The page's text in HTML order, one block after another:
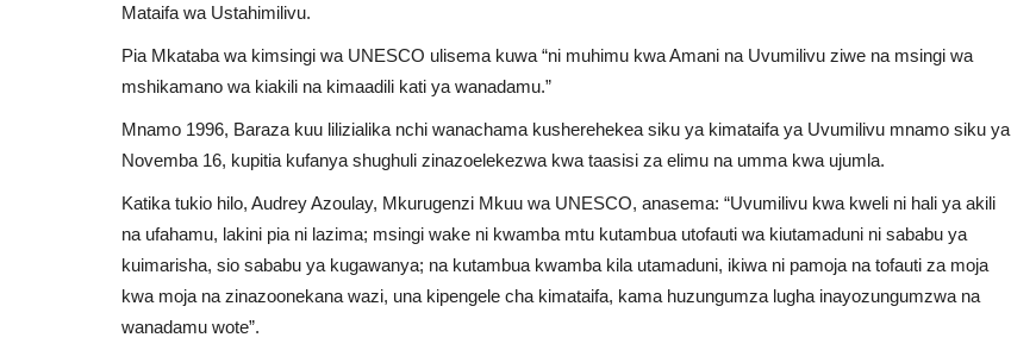
Mataifa wa Ustahimilivu.
Pia Mkataba wa kimsingi wa UNESCO ulisema kuwa “ni muhimu kwa Amani na Uvumilivu ziwe na msingi wa
mshikamano wa kiakili na kimaadili kati ya wanadamu.”
Mnamo 1996, Baraza kuu lilizialika nchi wanachama kusherehekea siku ya kimataifa ya Uvumilivu mnamo siku ya
Novemba 16, kupitia kufanya shughuli zinazoelekezwa kwa taasisi za elimu na umma kwa ujumla.
Katika tukio hilo, Audrey Azoulay, Mkurugenzi Mkuu wa UNESCO, anasema: “Uvumilivu kwa kweli ni hali ya akili
na ufahamu, lakini pia ni lazima; msingi wake ni kwamba mtu kutambua utofauti wa kiutamaduni ni sababu ya
kuimarisha, sio sababu ya kugawanya; na kutambua kwamba kila utamaduni, ikiwa ni pamoja na tofauti za moja
kwa moja na zinazoonekana wazi, una kipengele cha kimataifa, kama huzungumza lugha inayozungumzwa na
wanadamu wote”.